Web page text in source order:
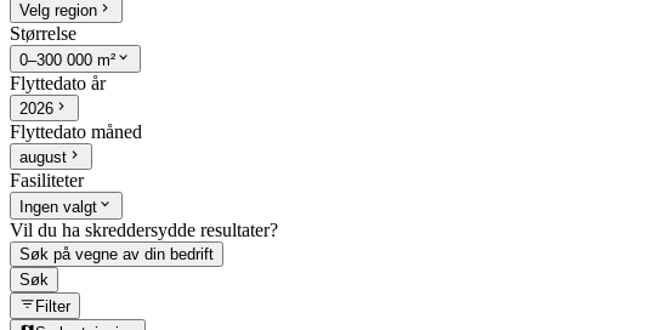
Velg region
Størrelse
0–300 000 m²
Flyttedato år
2026
Flyttedato måned
august
Fasiliteter
Ingen valgt
Vil du ha skreddersydde resultater?
Søk på vegne av din bedrift
Søk
Filter